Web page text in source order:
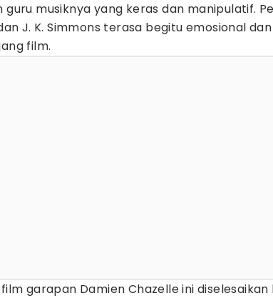
guru musiknya yang keras dan manipulatif.
J. K. Simmons terasa begitu emosional
film.
garapan Damien Chazelle ini diselesaikan